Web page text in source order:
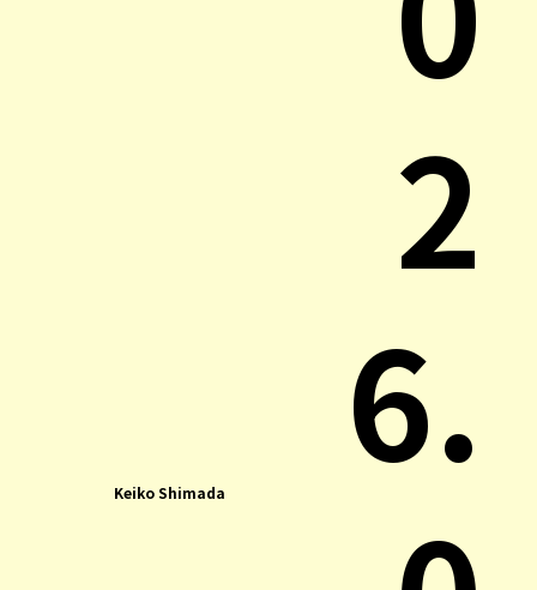
Keiko Shimada
2
6.